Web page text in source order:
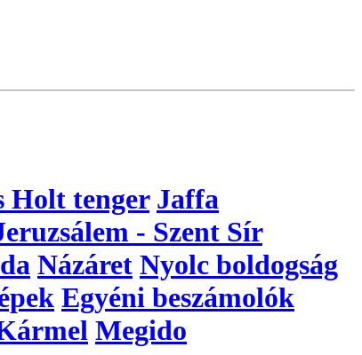
Holt tenger Jaffa
- Szent Sír
Názáret Nyolc boldogság
Egyéni beszámolók
Megido